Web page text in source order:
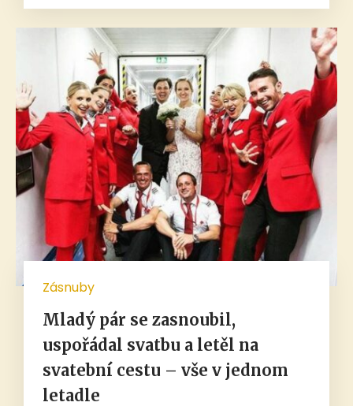
Zásnuby
Mladý pár se zasnoubil,
uspořádal svatbu a letěl na
svatební cestu – vše v jednom
letadle